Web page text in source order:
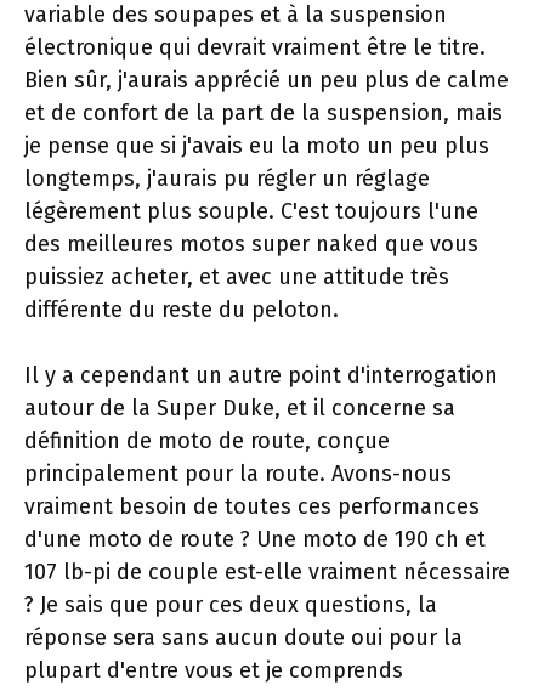
variable des soupapes et à la suspension
électronique qui devrait vraiment être le titre.
Bien sûr, j'aurais apprécié un peu plus de calme
et de confort de la part de la suspension, mais
je pense que si j'avais eu la moto un peu plus
longtemps, j'aurais pu régler un réglage
légèrement plus souple. C'est toujours l'une
des meilleures motos super naked que vous
puissiez acheter, et avec une attitude très
différente du reste du peloton.
Il y a cependant un autre point d'interrogation
autour de la Super Duke, et il concerne sa
définition de moto de route, conçue
principalement pour la route. Avons-nous
vraiment besoin de toutes ces performances
d'une moto de route ? Une moto de 190 ch et
107 lb-pi de couple est-elle vraiment nécessaire
? Je sais que pour ces deux questions, la
réponse sera sans aucun doute oui pour la
plupart d'entre vous et je comprends